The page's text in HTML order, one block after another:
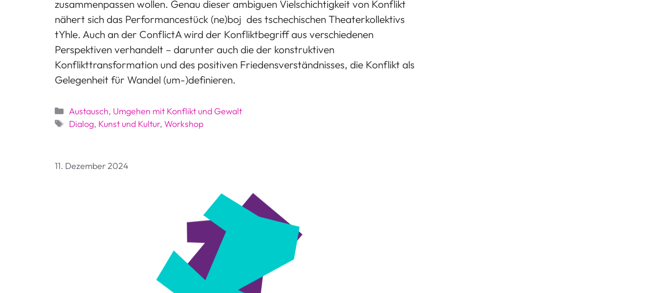
zusammenpassen wollen. Genau dieser ambiguen Vielschichtigkeit von Konflikt
nähert sich das Performancestück (ne)boj des tschechischen Theaterkollektivs
tYhle. Auch an der ConflictA wird der Konfliktbegriff aus verschiedenen
Perspektiven verhandelt – darunter auch die der konstruktiven
Konflikttransformation und des positiven Friedensverständnisses, die Konflikt als
Gelegenheit für Wandel (um-)definieren.
Kategorien
Austausch, Umgehen mit Konflikt und Gewalt
Schlagwörter
Dialog, Kunst und Kultur, Workshop
11. Dezember 2024